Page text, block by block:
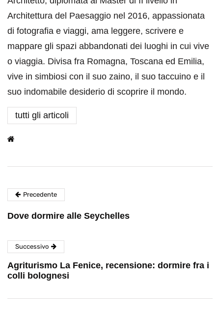
Architettura del Paesaggio nel 2016, appassionata
di fotografia e viaggi, ama leggere, scrivere e
mappare gli spazi abbandonati dei luoghi in cui vive
o viaggia. Divisa fra Romagna, Toscana ed Emilia,
vive in simbiosi con il suo zaino, il suo taccuino e il
suo indomabile desiderio di scoprire il mondo.
tutti gli articoli
Precedente
Dove dormire alle Seychelles
Successivo
Agriturismo La Fenice, recensione: dormire fra i
colli bolognesi